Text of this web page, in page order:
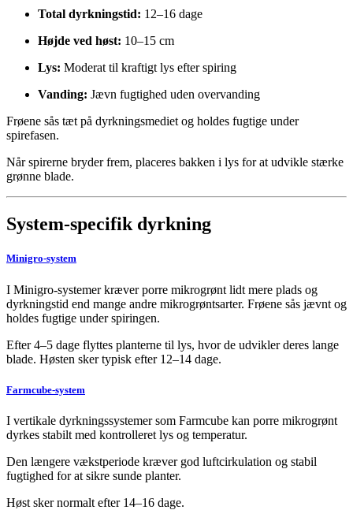
Total dyrkningstid: 12–16 dage
Højde ved høst: 10–15 cm
Lys: Moderat til kraftigt lys efter spiring
Vanding: Jævn fugtighed uden overvanding
Frøene sås tæt på dyrkningsmediet og holdes fugtige under
spirefasen.
Når spirerne bryder frem, placeres bakken i lys for at udvikle stærke
grønne blade.
System-specifik dyrkning
Minigro-system
I Minigro-systemer kræver porre mikrogrønt lidt mere plads og
dyrkningstid end mange andre mikrogrøntsarter. Frøene sås jævnt og
holdes fugtige under spiringen.
Efter 4–5 dage flyttes planterne til lys, hvor de udvikler deres lange
blade. Høsten sker typisk efter 12–14 dage.
Farmcube-system
I vertikale dyrkningssystemer som Farmcube kan porre mikrogrønt
dyrkes stabilt med kontrolleret lys og temperatur.
Den længere vækstperiode kræver god luftcirkulation og stabil
fugtighed for at sikre sunde planter.
Høst sker normalt efter 14–16 dage.